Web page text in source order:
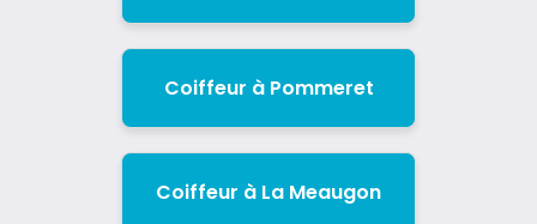
Coiffeur à Pommeret
Coiffeur à La Meaugon